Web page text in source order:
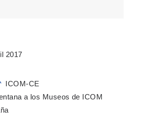
2017
ICOM-CE
a los Museos de ICOM